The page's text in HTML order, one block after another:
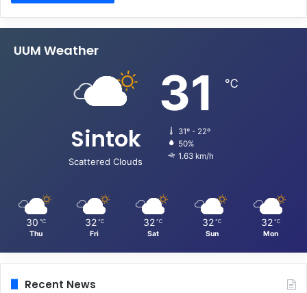
UUM Weather
Sintok
Scattered Clouds
31 ℃
31º - 22º
50%
1.63 km/h
30 ℃
Thu
32 ℃
Fri
32 ℃
Sat
32 ℃
Sun
32 ℃
Mon
Recent News